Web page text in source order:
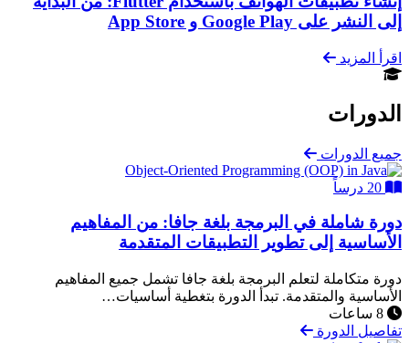
إلى النشر على Google Play و App Store
اقرأ المزيد
الدورات
جميع الدورات
دورة شاملة في البرمجة بلغة جافا: من المفاهيم
الأساسية إلى تطوير التطبيقات المتقدمة
دورة متكاملة لتعلم البرمجة بلغة جافا تشمل جميع المفاهيم
الأساسية والمتقدمة. تبدأ الدورة بتغطية أساسيات…
تفاصيل الدورة